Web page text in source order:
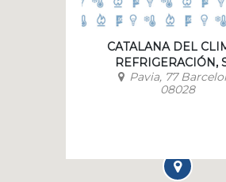
CATALANA DEL
REFRIGERACIÓN,
Pavia, 77
08028